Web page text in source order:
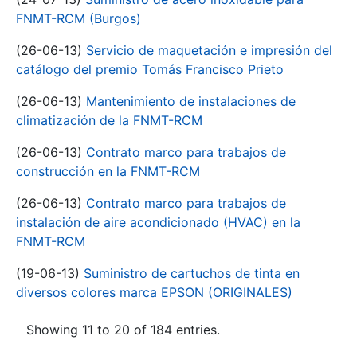
FNMT-RCM (Burgos)
(26-06-13) Servicio de maquetación e impresión del
catálogo del premio Tomás Francisco Prieto
(26-06-13) Mantenimiento de instalaciones de
climatización de la FNMT-RCM
(26-06-13) Contrato marco para trabajos de
construcción en la FNMT-RCM
(26-06-13) Contrato marco para trabajos de
instalación de aire acondicionado (HVAC) en la
FNMT-RCM
(19-06-13) Suministro de cartuchos de tinta en
diversos colores marca EPSON (ORIGINALES)
Showing 11 to 20 of 184 entries.